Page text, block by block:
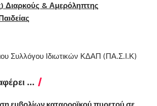
Διαρκούς & Αμερόληπτης
Συλλόγου Ιδιωτικών ΚΔΑΠ (ΠΑ.Σ.Ι.Κ)
...
εμβολίων καταρροϊκού πυρετού σε